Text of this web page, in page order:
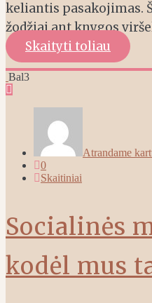
keliantis pasakojimas.
žodžiai ant knygos
Skaityti toliau
Bal3
Atrandame
0
Skaitiniai
Socialinės
kodėl mus